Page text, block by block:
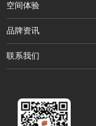
空间体验
品牌资讯
联系我们